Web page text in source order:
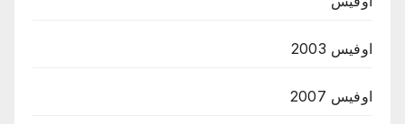
اوفيس 2003
اوفيس 2007